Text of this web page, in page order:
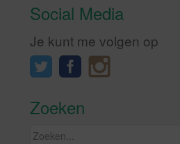
Social Media
Je kunt me volgen op
Zoeken
Zoeken